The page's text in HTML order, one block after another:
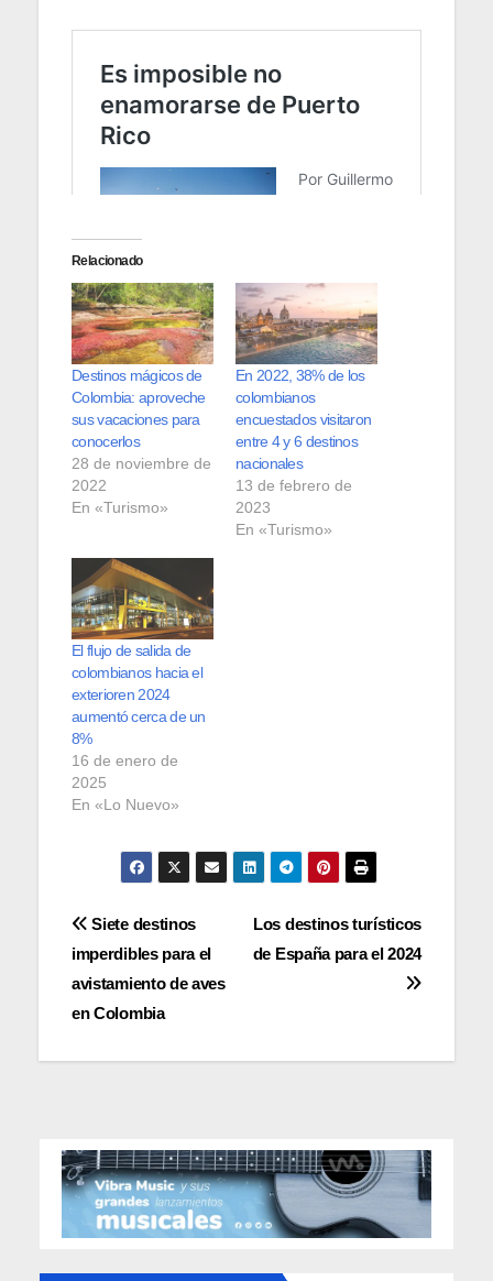
Relacionado
Destinos mágicos de
Colombia: aproveche
sus vacaciones para
conocerlos
28 de noviembre de
2022
En «Turismo»
En 2022, 38% de los
colombianos
encuestados visitaron
entre 4 y 6 destinos
nacionales
13 de febrero de
2023
En «Turismo»
El flujo de salida de
colombianos hacia el
exterioren 2024
aumentó cerca de un
8%
16 de enero de
2025
En «Lo Nuevo»
Navegación
de
entradas
Los destinos turísticos
de España para el 2024
Siete destinos
imperdibles para el
avistamiento de aves
en Colombia